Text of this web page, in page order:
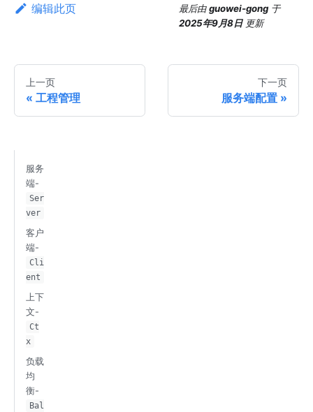
编辑此页 最后由guowei-gong 于
2025年9月8日 更新
上一页
工程管理
下一页
服务端配置
服务
端-
Ser
ver
客户
端-
Cli
ent
上下
文-
Ct
x
负载
均
衡-
Bal